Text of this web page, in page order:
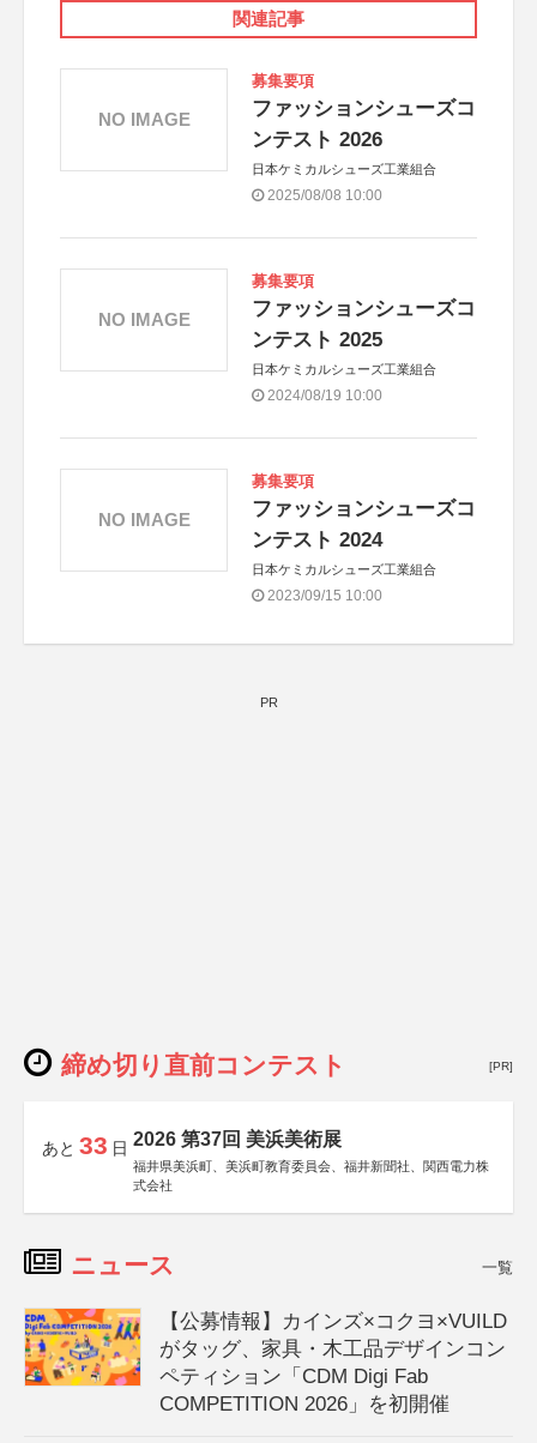
関連記事
募集要項
ファッションシューズコ
ンテスト 2026
日本ケミカルシューズ工業組合
2025/08/08 10:00
NO IMAGE
募集要項
ファッションシューズコ
ンテスト 2025
日本ケミカルシューズ工業組合
2024/08/19 10:00
NO IMAGE
募集要項
ファッションシューズコ
ンテスト 2024
日本ケミカルシューズ工業組合
2023/09/15 10:00
NO IMAGE
PR
締め切り直前コンテスト [PR]
あと 33 日 2026 第37回 美浜美術展
福井県美浜町、美浜町教育委員会、福井新聞社、関西電力株
式会社
ニュース 一覧
【公募情報】カインズ×コクヨ×VUILD
がタッグ、家具・木工品デザインコン
ペティション「CDM Digi Fab
COMPETITION 2026」を初開催